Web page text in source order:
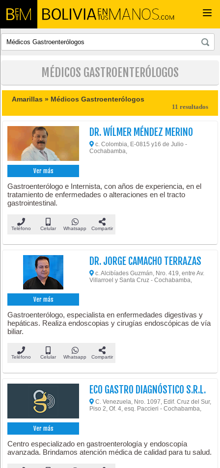
MÉDICOS GASTROENTERÓLOGOS
Amarillas » Médicos Gastroenterólogos
11 resultados
Ver más
DR. WÍLMER MÉNDEZ MERINO
c. Colombia, E-0815 y16 de Julio -
Cochabamba,
Gastroenterólogo e Internista, con años de experiencia, en el
tratamiento de enfermedades o alteraciones en el tracto
gastrointestinal.
Teléfono Celular Whatsapp Compartir
Ver más
DR. JORGE CAMACHO TERRAZAS
c. Alcibíades Guzmán, Nro. 419, entre Av.
Villarroel y Santa Cruz - Cochabamba,
Gastroenterólogo, especialista en enfermedades digestivas y
hepáticas. Realiza endoscopias y cirugías endoscópicas de vía
biliar.
Teléfono Celular Whatsapp Compartir
Ver más
ECO GASTRO DIAGNÓSTICO S.R.L.
C. Venezuela, Nro. 1097, Edif. Cruz del Sur,
Piso 2, Of. 4, esq. Paccieri - Cochabamba,
Centro especializado en gastroenterología y endoscopía
avanzada. Brindamos atención médica de calidad para tu salud.